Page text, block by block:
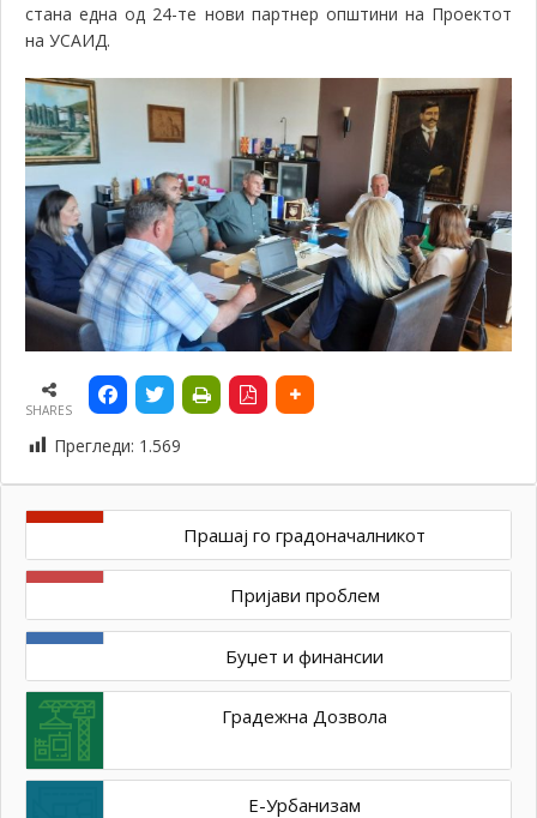
стана една од 24-те нови партнер општини на Проектот
на УСАИД.
SHARES
Прегледи: 1.569
Прашај го градоначалникот
Пријави проблем
Буџет и финансии
Градежна Дозвола
Е-Урбанизам